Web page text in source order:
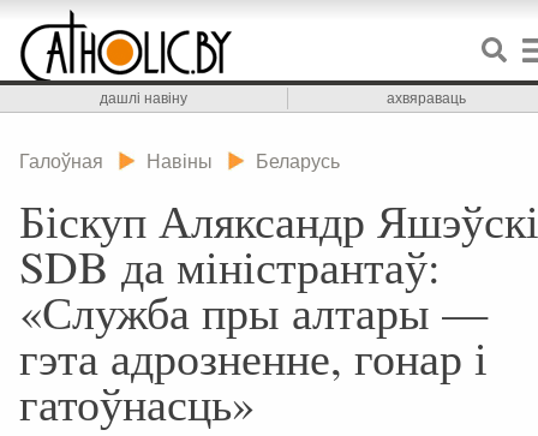
дашлі навіну ахвяраваць
Галоўная Навіны Беларусь
Біскуп Аляксандр Яшэўскі
SDB да міністрантаў:
«Служба пры алтары —
гэта адрозненне, гонар і
гатоўнасць»